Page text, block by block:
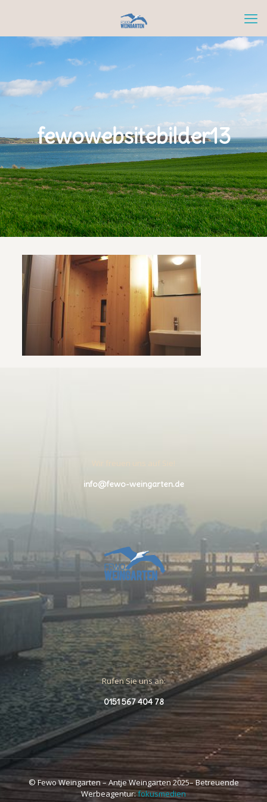
fewowebsitebilder13
info@fewo-weingarten.de
Rufen Sie uns an:
0151 567 404 78
© Fewo Weingarten – Antje Weingarten 2025– Betreuende
Werbeagentur: fokusmedien